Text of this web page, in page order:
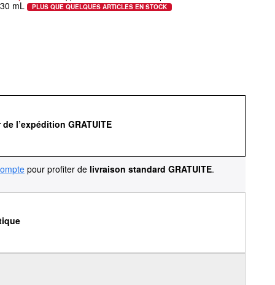
mL PLUS QUE QUELQUES ARTICLES EN STOCK
l’expédition GRATUITE
pour profiter de livraison standard GRATUITE.